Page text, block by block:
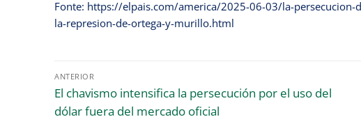
Fonte: https://elpais.com/america/2025-06-03/la-
la-represion-de-ortega-y-murillo.html
ANTERIOR
El chavismo intensifica la persecución por el uso del
dólar fuera del mercado oficial